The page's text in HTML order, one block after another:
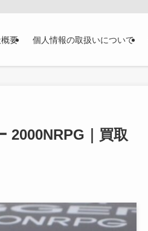
要 個人情報の取扱いについて
2000NRPG｜買取